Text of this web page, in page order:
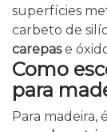
superfícies
carbeto de
carepase
Como
para
Para madeira,